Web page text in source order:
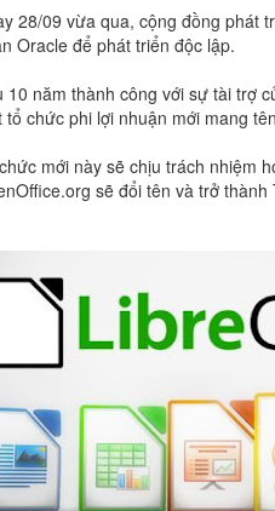
28/09 vừa qua, cộng đồng phát
Oracle để phát triển độc lập.
10 năm thành công với sự tài trợ
tổ chức phi lợi nhuận mới mang
mới này sẽ chịu trách nhiệm
sẽ đổi tên và trở